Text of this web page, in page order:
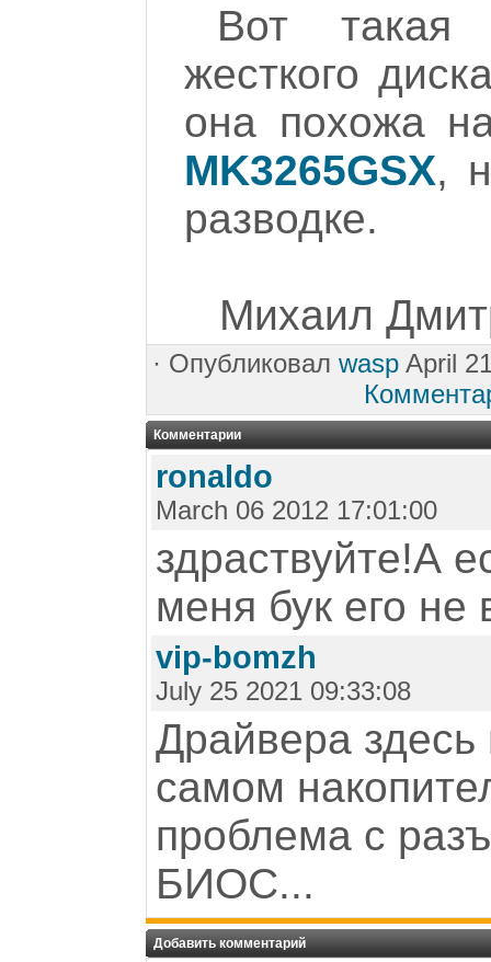
Вот такая
жесткого
она похожа
MK3265GSX,
разводке.
Михаил
· Опубликовал wasp April
Комментарии
ronaldo
March 06 2012 17:01:00
здраствуйте!А
меня бук его не
vip-bomzh
July 25 2021 09:33:08
Драйвера
самом
проблема с
БИОС...
Добавить комментарий